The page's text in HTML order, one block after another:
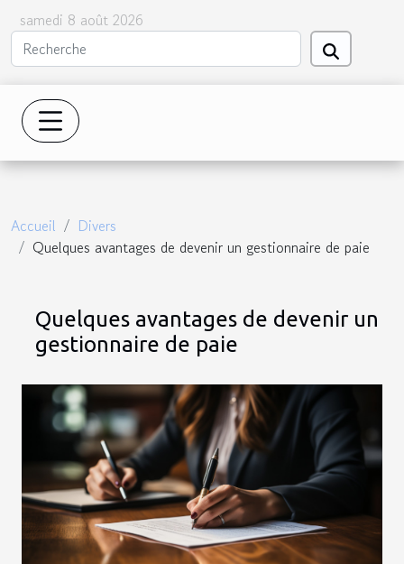
samedi 8 août 2026
Accueil
Divers
Quelques avantages de devenir un gestionnaire de paie
Quelques avantages de devenir un
gestionnaire de paie